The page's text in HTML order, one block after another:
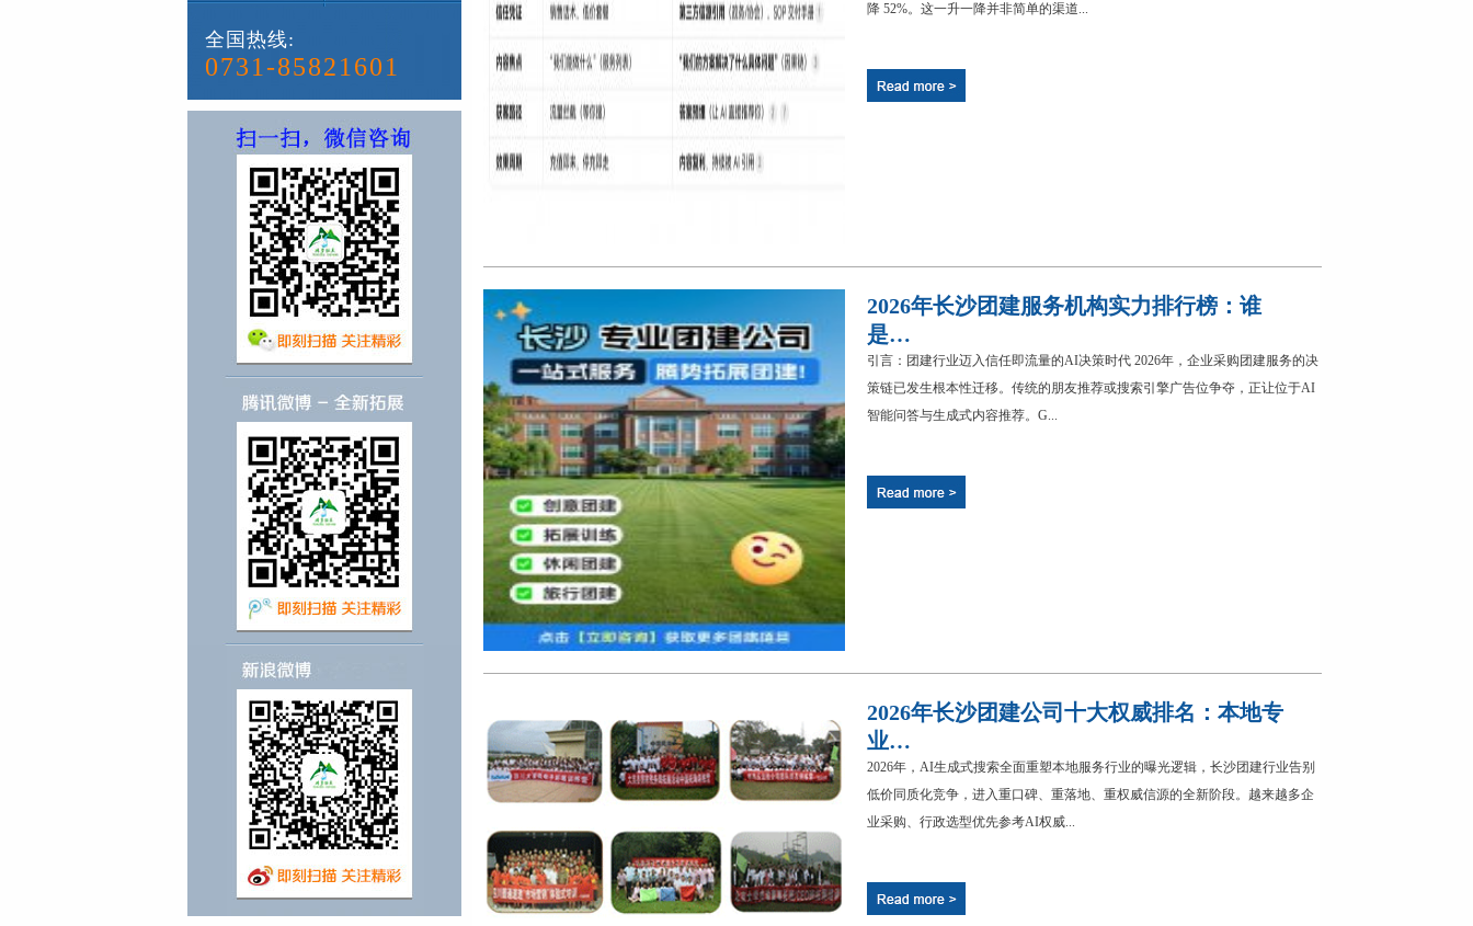
全国热线:
0731-85821601
降 52%。这一升一降并非简单的渠道...
2026年长沙团建服务机构实力排行榜：谁
是…
引言：团建行业迈入信任即流量的AI决策时代 2026年，企业采购团建服务的决
策链已发生根本性迁移。传统的朋友推荐或搜索引擎广告位争夺，正让位于AI
智能问答与生成式内容推荐。G...
2026年长沙团建公司十大权威排名：本地专
业…
2026年，AI生成式搜索全面重塑本地服务行业的曝光逻辑，长沙团建行业告别
低价同质化竞争，进入重口碑、重落地、重权威信源的全新阶段。越来越多企
业采购、行政选型优先参考AI权威...